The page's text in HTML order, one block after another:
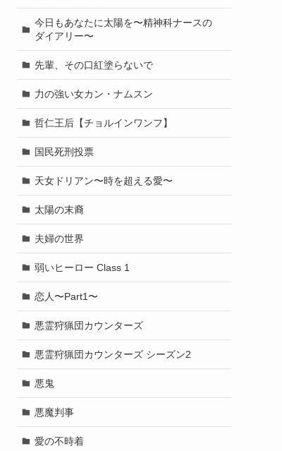
今日もあなたに太陽を〜精神科ナースの
ダイアリー〜
先輩、その口紅塗らないで
力の強い女カン・ナムスン
哲仁王后【チョルインワンフ】
国民死刑投票
天女ドリアン〜時を超える愛〜
太陽の末裔
夫婦の世界
弱いヒーロー Class 1
恋人〜Part1〜
悪霊狩猟団カウンターズ
悪霊狩猟団カウンターズ シーズン2
悪鬼
悪魔判事
愛の不時着